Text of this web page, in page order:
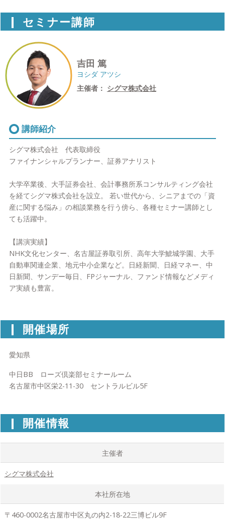
セミナー講師
吉田 篤
ヨシダ アツシ
主催者： シグマ株式会社
講師紹介
シグマ株式会社 代表取締役
ファイナンシャルプランナー、証券アナリスト
大学卒業後、大手証券会社、会計事務所系コンサルティング会社
を経てシグマ株式会社を設立。 若い世代から、シニアまでの「資
産に関する悩み」の相談業務を行う傍ら、各種セミナー講師とし
ても活躍中。
【講演実績】
NHK文化センター、名古屋証券取引所、高年大学鯱城学園、大手
自動車関連企業、地元中小企業など。日経新聞、日経マネー、中
日新聞、サンデー毎日、FPジャーナル、ファンド情報などメディ
ア実績も豊富。
開催場所
愛知県
中日BB ローズ倶楽部セミナールーム
名古屋市中区栄2-11-30 セントラルビル5F
開催情報
主催者
シグマ株式会社
本社所在地
〒460-0002名古屋市中区丸の内2-18-22三博ビル9F